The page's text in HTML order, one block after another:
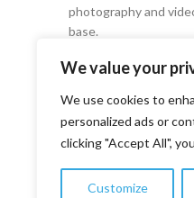
We value your
We use cookies to
personalized ads or
clicking "Accept All",
Customize
photography and
base.
3, 1st Road, 4157
Phone: +357 99
Email: